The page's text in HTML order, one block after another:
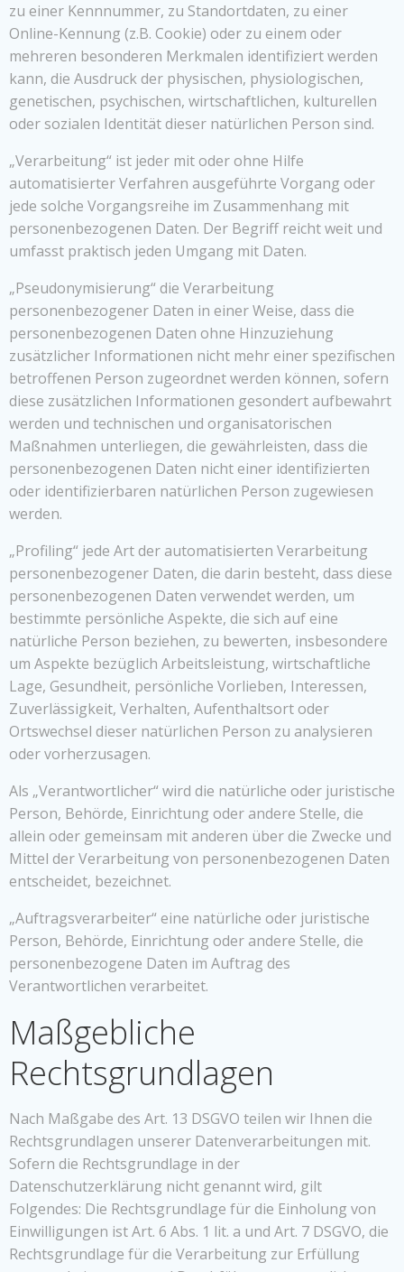
zu einer Kennnummer, zu Standortdaten, zu einer
Online-Kennung (z.B. Cookie) oder zu einem oder
mehreren besonderen Merkmalen identifiziert werden
kann, die Ausdruck der physischen, physiologischen,
genetischen, psychischen, wirtschaftlichen, kulturellen
oder sozialen Identität dieser natürlichen Person sind.
„Verarbeitung“ ist jeder mit oder ohne Hilfe
automatisierter Verfahren ausgeführte Vorgang oder
jede solche Vorgangsreihe im Zusammenhang mit
personenbezogenen Daten. Der Begriff reicht weit und
umfasst praktisch jeden Umgang mit Daten.
„Pseudonymisierung“ die Verarbeitung
personenbezogener Daten in einer Weise, dass die
personenbezogenen Daten ohne Hinzuziehung
zusätzlicher Informationen nicht mehr einer spezifischen
betroffenen Person zugeordnet werden können, sofern
diese zusätzlichen Informationen gesondert aufbewahrt
werden und technischen und organisatorischen
Maßnahmen unterliegen, die gewährleisten, dass die
personenbezogenen Daten nicht einer identifizierten
oder identifizierbaren natürlichen Person zugewiesen
werden.
„Profiling“ jede Art der automatisierten Verarbeitung
personenbezogener Daten, die darin besteht, dass diese
personenbezogenen Daten verwendet werden, um
bestimmte persönliche Aspekte, die sich auf eine
natürliche Person beziehen, zu bewerten, insbesondere
um Aspekte bezüglich Arbeitsleistung, wirtschaftliche
Lage, Gesundheit, persönliche Vorlieben, Interessen,
Zuverlässigkeit, Verhalten, Aufenthaltsort oder
Ortswechsel dieser natürlichen Person zu analysieren
oder vorherzusagen.
Als „Verantwortlicher“ wird die natürliche oder juristische
Person, Behörde, Einrichtung oder andere Stelle, die
allein oder gemeinsam mit anderen über die Zwecke und
Mittel der Verarbeitung von personenbezogenen Daten
entscheidet, bezeichnet.
„Auftragsverarbeiter“ eine natürliche oder juristische
Person, Behörde, Einrichtung oder andere Stelle, die
personenbezogene Daten im Auftrag des
Verantwortlichen verarbeitet.
Maßgebliche
Rechtsgrundlagen
Nach Maßgabe des Art. 13 DSGVO teilen wir Ihnen die
Rechtsgrundlagen unserer Datenverarbeitungen mit.
Sofern die Rechtsgrundlage in der
Datenschutzerklärung nicht genannt wird, gilt
Folgendes: Die Rechtsgrundlage für die Einholung von
Einwilligungen ist Art. 6 Abs. 1 lit. a und Art. 7 DSGVO, die
Rechtsgrundlage für die Verarbeitung zur Erfüllung